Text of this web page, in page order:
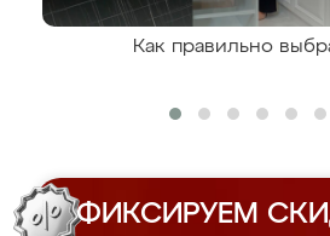
Как правильно
ФИКСИРУЕМ